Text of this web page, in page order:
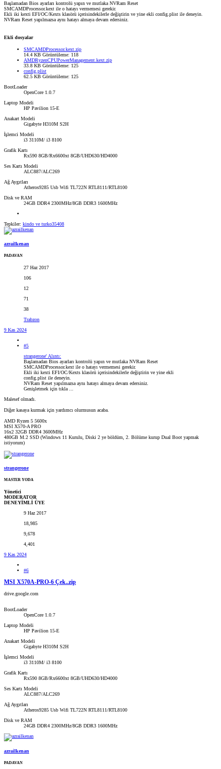
Başlamadan Bios ayarları kontrolü yapın ve mutlaka NVRam Reset
SMCAMDProcessor.kext ile o hatayı vermemesi gerekir.
Ekli iki kexti EFI/OC/Kexts klasörü içerisindekilerle değiştirin ve yine ekli config.plist ile deneyin.
NVRam Reset yapılmazsa aynı hatayı almaya devam edersiniz.
Ekli dosyalar
SMCAMDProcessor.kext.zip
14.4 KB Görüntüleme: 118
AMDRyzenCPUPowerManagement.kext.zip
33.8 KB Görüntüleme: 125
config.plist
62.5 KB Görüntüleme: 125
BootLoader
OpenCore 1.0.7
Laptop Modeli
HP Pavilion 15-E
Anakart Modeli
Gigabyte H310M S2H
İşlemci Modeli
i3 3110M/ i3 8100
Grafik Kartı
Rx590 8GB/Rx6600xt 8GB/UHD630/HD4000
Ses Kartı Modeli
ALC887/ALC269
Ağ Aygıtları
Atheros9285 Usb Wifi TL722N RTL8111/RTL8100
Disk ve RAM
24GB DDR4 2300MHz/8GB DDR3 1600MHz
Tepkiler: kindo ve turko35408
azrailkenan
PADAVAN
27 Haz 2017
106
12
71
38
Trabzon
9 Kas 2024
#5
strangerone' Alıntı:
Başlamadan Bios ayarları kontrolü yapın ve mutlaka NVRam Reset
SMCAMDProcessor.kext ile o hatayı vermemesi gerekir.
Ekli iki kexti EFI/OC/Kexts klasörü içerisindekilerle değiştirin ve yine ekli
config.plist ile deneyin.
NVRam Reset yapılmazsa aynı hatayı almaya devam edersiniz.
Genişletmek için tıkla ...
Malesef olmadı.
Diğer kasaya kurmak için yardımcı olurmusun acaba.
AMD Ryzen 5 5600x
MSI X570-A PRO
16x2 32GB DDR4 3600MHz
480GB M.2 SSD (Windows 11 Kurulu, Diski 2 ye böldüm, 2. Bölüme kurup Dual Boot yapmak
istiyorum)
strangerone
MASTER YODA
Yönetici
MODERATOR
DENEYİMLİ ÜYE
9 Haz 2017
18,985
9,678
4,401
9 Kas 2024
#6
MSI X570A-PRO-6 Çek..zip
drive.google.com
BootLoader
OpenCore 1.0.7
Laptop Modeli
HP Pavilion 15-E
Anakart Modeli
Gigabyte H310M S2H
İşlemci Modeli
i3 3110M/ i3 8100
Grafik Kartı
Rx590 8GB/Rx6600xt 8GB/UHD630/HD4000
Ses Kartı Modeli
ALC887/ALC269
Ağ Aygıtları
Atheros9285 Usb Wifi TL722N RTL8111/RTL8100
Disk ve RAM
24GB DDR4 2300MHz/8GB DDR3 1600MHz
azrailkenan
PADAVAN